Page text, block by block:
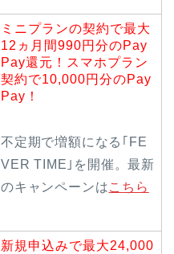
ミニプランの契約で最大
12ヵ月間990円分のPay
Pay還元！スマホプラン
契約で10,000円分のPay
Pay！
不定期で増額になる｢FE
VER TIME｣を開催。最新
のキャンペーンはこちら
新規申込みで最大24,000